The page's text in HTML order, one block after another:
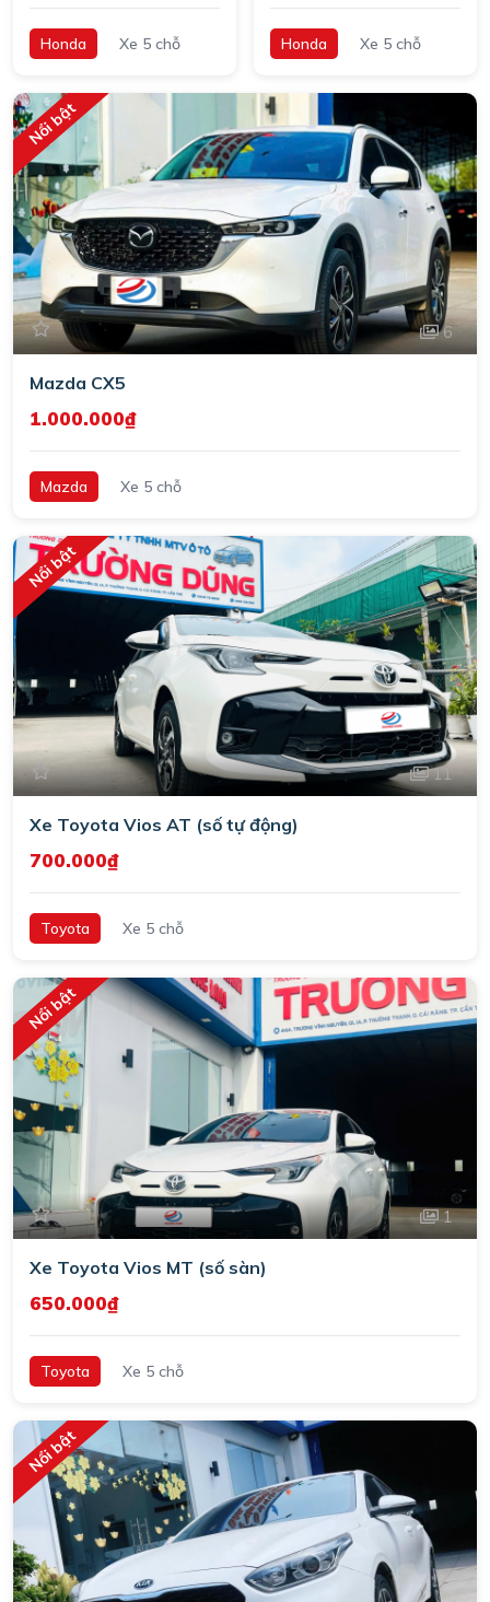
Honda Xe 5 chỗ Honda Xe 5 chỗ
6
Nổi bật
Mazda CX5
1.000.000₫
Mazda Xe 5 chỗ
11
Nổi bật
Xe Toyota Vios AT (số tự động)
700.000₫
Toyota Xe 5 chỗ
1
Nổi bật
Xe Toyota Vios MT (số sàn)
650.000₫
Toyota Xe 5 chỗ
Nổi bật